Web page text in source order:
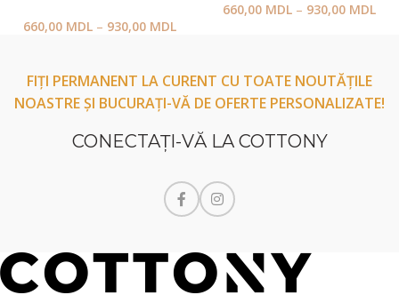
660,00 MDL – 930,00 MDL
660,00 MDL – 930,00 MDL
FIȚI PERMANENT LA CURENT CU TOATE NOUTĂȚILE
NOASTRE ȘI BUCURAȚI-VĂ DE OFERTE PERSONALIZATE!
CONECTAŢI-VĂ LA COTTONY